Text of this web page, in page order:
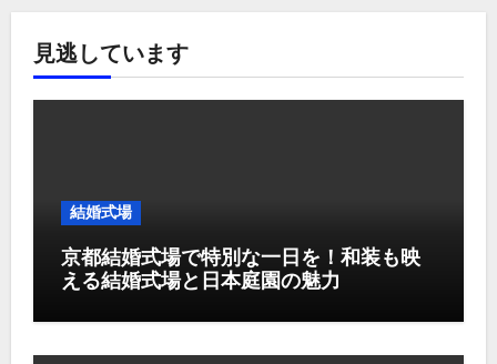
見逃しています
結婚式場
京都結婚式場で特別な一日を！和装も映
える結婚式場と日本庭園の魅力